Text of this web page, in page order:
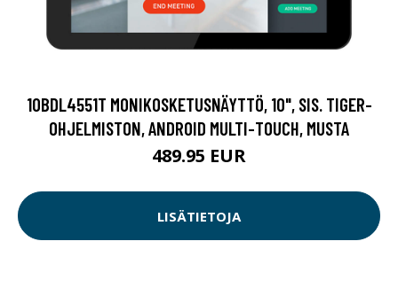
10BDL4551T MONIKOSKETUSNÄYTTÖ, 10", SIS. TIGER-
OHJELMISTON, ANDROID MULTI-TOUCH, MUSTA
489.95 EUR
LISÄTIETOJA